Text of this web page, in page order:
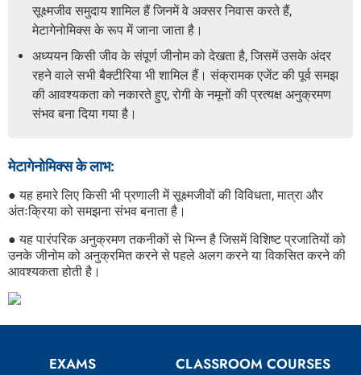
सूक्ष्मजीव समुदाय शामिल हैं जिनमें वे अक्सर निवास करते हैं,
मेटागेनोमिक्स के रूप में जाना जाता है।
अध्ययन किसी जीव के संपूर्ण जीनोम को देखता है, जिसमें उसके अंदर
रहने वाले सभी बैक्टीरिया भी शामिल हैं। संक्रामक एजेंट की पूर्व समझ
की आवश्यकता को नकारते हुए, रोगी के नमूनों की प्रत्यक्ष अनुक्रमण
संभव बना दिया गया है।
मेटागेनोमिक्स के लाभ:
● यह हमारे लिए किसी भी प्रणाली में सूक्ष्मजीवों की विविधता, मात्रा और
अंतःक्रिया को समझना संभव बनाता है।
● यह पारंपरिक अनुक्रमण तकनीकों से भिन्न है जिसमें विशिष्ट प्रजातियों को
उनके जीनोम को अनुक्रमित करने से पहले अलग करने या विकसित करने की
आवश्यकता होती है।
EXAMS CLASSROOM COURSES